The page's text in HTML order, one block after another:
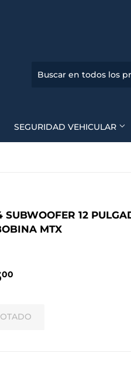
SEGURIDAD VEHICULAR
SUBWOOFER 12
MTX
00